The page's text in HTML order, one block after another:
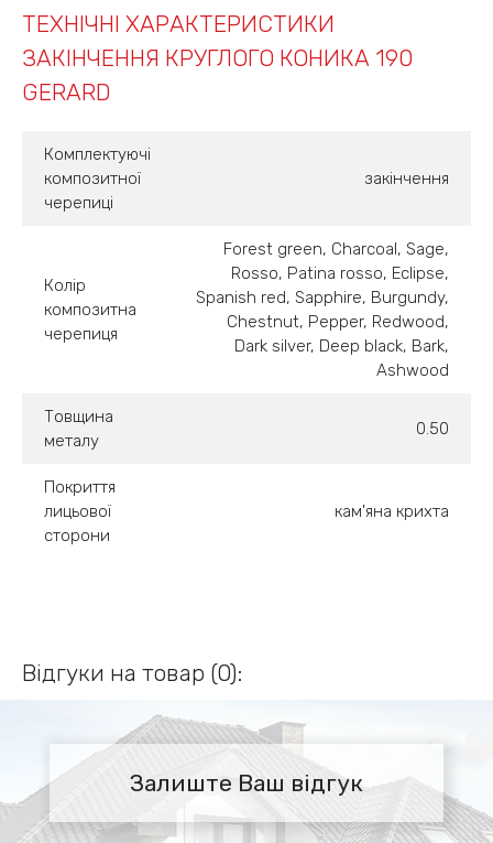
ТЕХНІЧНІ ХАРАКТЕРИСТИКИ
ЗАКІНЧЕННЯ КРУГЛОГО КОНИКА 190
GERARD
Комплектуючі
композитної
черепиці
закінчення
Колір
композитна
черепиця
Forest green, Charcoal, Sage,
Rosso, Patina rosso, Eclipse,
Spanish red, Sapphire, Burgundy,
Chestnut, Pepper, Redwood,
Dark silver, Deep black, Bark,
Ashwood
Товщина
металу
0.50
Покриття
лицьової
сторони
кам'яна крихта
Відгуки на товар (0):
Залиште Ваш відгук